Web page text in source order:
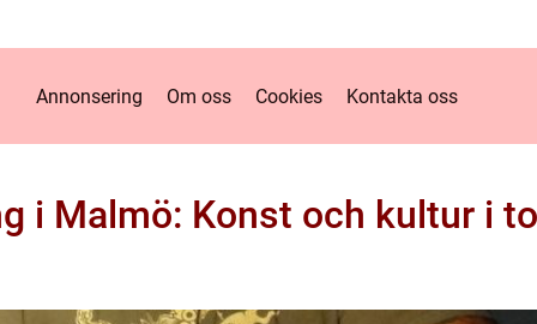
Annonsering Om oss Cookies Kontakta oss
i Malmö: Konst och kultur i